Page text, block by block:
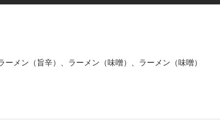
ーメン（旨辛）、ラーメン（味噌）、ラーメン（味噌）